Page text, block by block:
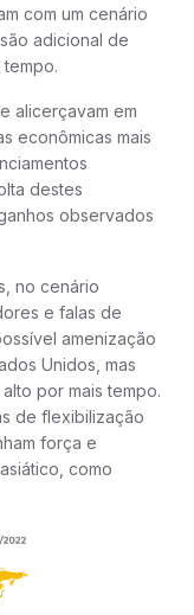
com um cenário
adicional de
alicerçavam em
econômicas mais
destes
observados
no cenário
e falas de
amenização
Unidos, mas
por mais tempo.
de flexibilização
força e
como